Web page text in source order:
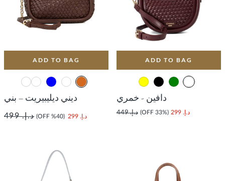
ADD TO BAG
دافين - خمري
د.إ. 299 (33% OFF) د.إ. 449
ADD TO BAG
ديني ديليبيريت – بني
د.إ. 299 (40% OFF) د.إ. 499